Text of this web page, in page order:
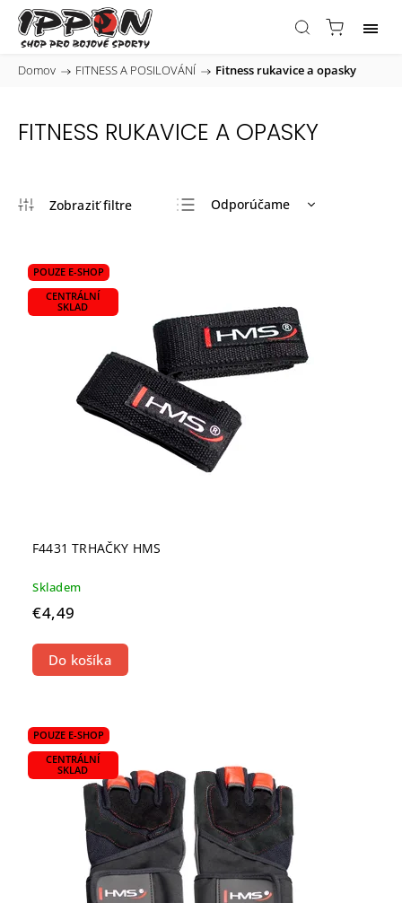
Domov / FITNESS A POSILOVÁNÍ / Fitness rukavice a opasky
FITNESS RUKAVICE A OPASKY
Odporúčame
Abecedne
POUZE E-SHOP
CENTRÁLNÍ
SKLAD
F4431 TRHAČKY HMS
Skladem
€4,49
Do košíka
POUZE E-SHOP
CENTRÁLNÍ
SKLAD